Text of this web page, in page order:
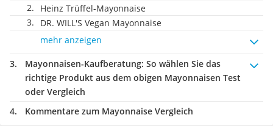
Heinz Trüffel-Mayonnaise
DR. WILL'S Vegan Mayonnaise
mehr anzeigen
Mayonnaisen-Kaufberatung: So wählen Sie das
richtige Produkt aus dem obigen Mayonnaisen Test
oder Vergleich
Kommentare zum Mayonnaise Vergleich